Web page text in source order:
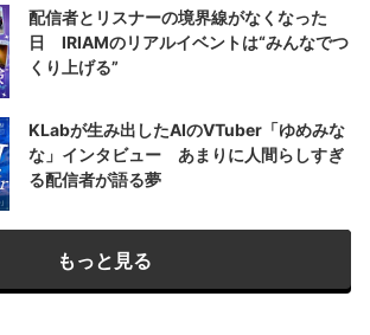
配信者とリスナーの境界線がなくなった
日 IRIAMのリアルイベントは“みんなでつ
くり上げる”
KLabが生み出したAIのVTuber「ゆめみな
な」インタビュー あまりに人間らしすぎ
る配信者が語る夢
もっと見る